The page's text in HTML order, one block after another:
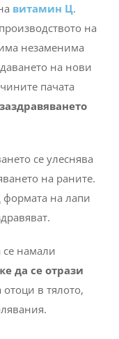
витамин Ц.
на
незаменима
на нови
пачата
се улеснява
на раните.
формата на лапи
намали
да се отрази
в тялото,